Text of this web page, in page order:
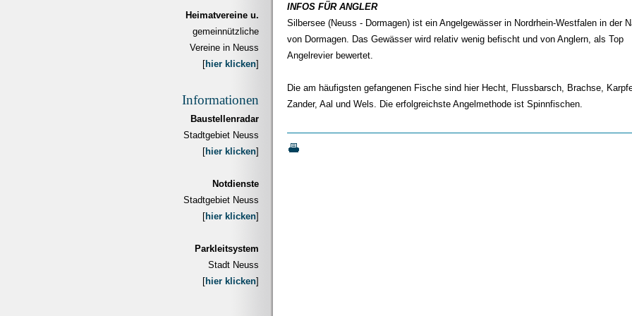
Heimatvereine u.
gemeinnützliche
Vereine in Neuss
[hier klicken]
Informationen
Baustellenradar
Stadtgebiet Neuss
[hier klicken]
Notdienste
Stadtgebiet Neuss
[hier klicken]
Parkleitsystem
Stadt Neuss
[hier klicken]
INFOS FÜR ANGLER
Silbersee (Neuss - Dormagen) ist ein Angelgewässer in Nordrhein-Westfalen in der
von Dormagen. Das Gewässer wird relativ wenig befischt und von Anglern, als Top
Angelrevier bewertet.
Die am häufigsten gefangenen Fische sind hier Hecht, Flussbarsch, Brachse,
Zander, Aal und Wels. Die erfolgreichste Angelmethode ist Spinnfischen.